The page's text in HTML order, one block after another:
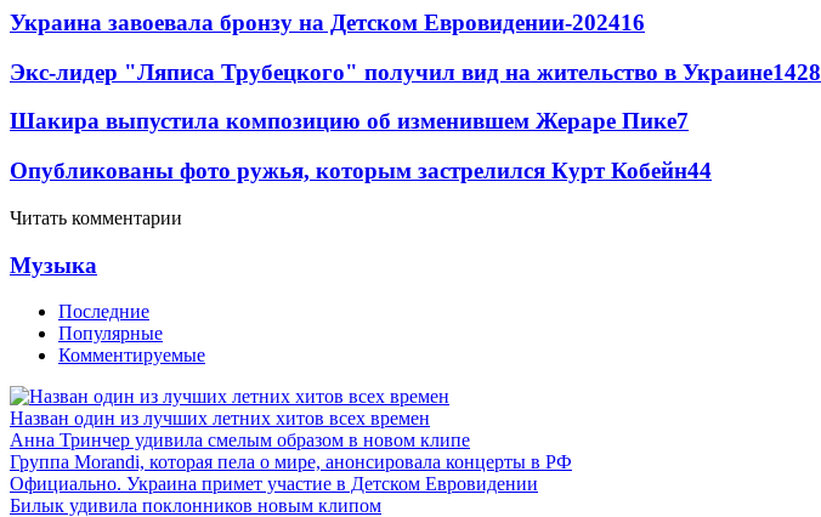
Украина завоевала бронзу на Детском Евровидении-202416
Экс-лидер "Ляписа Трубецкого" получил вид на жительство в Украине1428
Шакира выпустила композицию об изменившем Жераре Пике7
Опубликованы фото ружья, которым застрелился Курт Кобейн44
Читать комментарии
Музыка
Последние
Популярные
Комментируемые
Назван один из лучших летних хитов всех времен
Анна Тринчер удивила смелым образом в новом клипе
Группа Morandi, которая пела о мире, анонсировала концерты в РФ
Официально. Украина примет участие в Детском Евровидении
Билык удивила поклонников новым клипом